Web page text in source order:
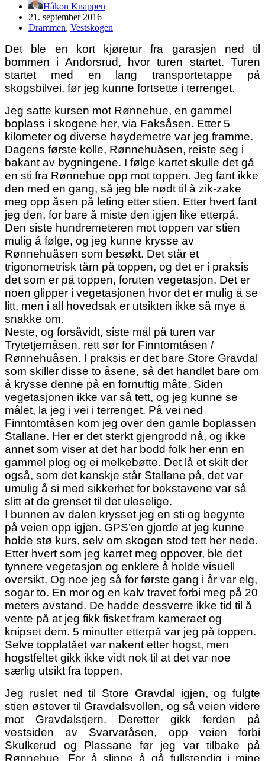
Håkon Knappen
21. september 2016
Drammen, Vestskogen
Det ble en kort kjøretur fra garasjen ned til
bommen i Andorsrud, hvor turen startet. Turen
startet med en lang transportetappe på
skogsbilvei, før jeg kunne fortsette i terrenget.
Jeg satte kursen mot Rønnehue, en gammel
boplass i skogene her, via Faksåsen. Etter 5
kilometer og diverse høydemetre var jeg framme.
Dagens første kolle, Rønnehuåsen, reiste seg i
bakant av bygningene. I følge kartet skulle det gå
en sti fra Rønnehue opp mot toppen. Jeg fant ikke
den med en gang, så jeg ble nødt til å zik-zake
meg opp åsen på leting etter stien. Etter hvert fant
jeg den, for bare å miste den igjen like etterpå.
Den siste hundremeteren mot toppen var stien
mulig å følge, og jeg kunne krysse av
Rønnehuåsen som besøkt. Det står et
trigonometrisk tårn på toppen, og det er i praksis
det som er på toppen, foruten vegetasjon. Det er
noen glipper i vegetasjonen hvor det er mulig å se
litt, men i all hovedsak er utsikten ikke så mye å
snakke om.
Neste, og forsåvidt, siste mål på turen var
Trytetjernåsen, rett sør for Finntomtåsen /
Rønnehuåsen. I praksis er det bare Store Gravdal
som skiller disse to åsene, så det handlet bare om
å krysse denne på en fornuftig måte. Siden
vegetasjonen ikke var så tett, og jeg kunne se
målet, la jeg i vei i terrenget. På vei ned
Finntomtåsen kom jeg over den gamle boplassen
Stallane. Her er det sterkt gjengrodd nå, og ikke
annet som viser at det har bodd folk her enn en
gammel plog og ei melkebøtte. Det lå et skilt der
også, som det kanskje står Stallane på, det var
umulig å si med sikkerhet for bokstavene var så
slitt at de grenset til det uleselige.
I bunnen av dalen krysset jeg en sti og begynte
på veien opp igjen. GPS’en gjorde at jeg kunne
holde stø kurs, selv om skogen stod tett her nede.
Etter hvert som jeg karret meg oppover, ble det
tynnere vegetasjon og enklere å holde visuell
oversikt. Og noe jeg så for første gang i år var elg,
sogar to. En mor og en kalv travet forbi meg på 20
meters avstand. De hadde dessverre ikke tid til å
vente på at jeg fikk fisket fram kameraet og
knipset dem. 5 minutter etterpå var jeg på toppen.
Selve topplatået var nakent etter hogst, men
hogstfeltet gikk ikke vidt nok til at det var noe
særlig utsikt fra toppen.
Jeg ruslet ned til Store Gravdal igjen, og fulgte
stien østover til Gravdalsvollen, og så veien videre
mot Gravdalstjern. Deretter gikk ferden på
vestsiden av Svarvaråsen, opp veien forbi
Skulkerud og Plassane før jeg var tilbake på
Rønnehue. For å slippe å gå fullstendig i mine